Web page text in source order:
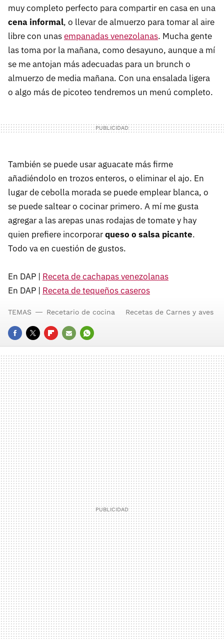
muy completo perfecto para compartir en casa en una
cena informal, o llevar de almuerzo para tomar al aire
libre con unasempanadas venezolanas. Mucha gente
las toma por la mañana, como desayuno, aunque a mí
se me antojan más adecuadas para un brunch o
almuerzo de media mañana. Con una ensalada ligera
o algo más de picoteo tendremos un menú completo.
También se puede usar aguacate más firme
añadiéndolo en trozos enteros, o eliminar el ajo. En
lugar de cebolla morada se puede emplear blanca, o
se puede saltear o cocinar primero. A mí me gusta
agregar a las arepas unas rodajas de tomate y hay
quien prefiere incorporarqueso o salsa picante.
Todo va en cuestión de gustos.
En DAP | Receta de cachapas venezolanas
En DAP | Receta de tequeños caseros
FACEBOOK
TWITTERFLIPBOARD
E-
MAIL
WHATSAPP
TEMAS Recetario de cocina Recetas de Carnes y aves